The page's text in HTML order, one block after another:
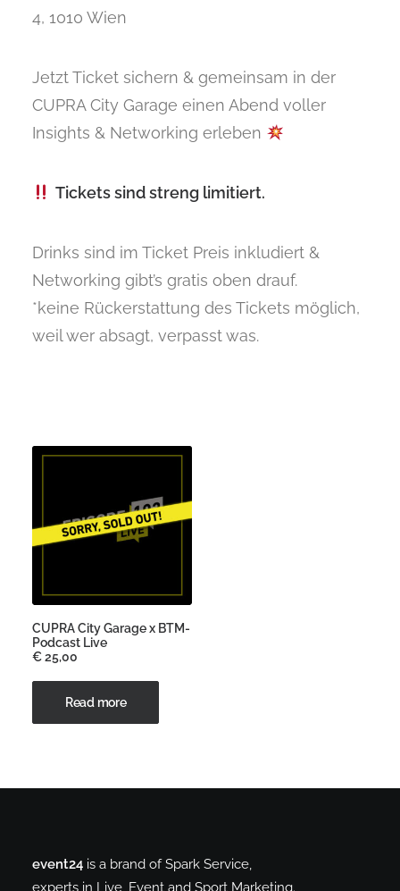
4, 1010 Wien
Jetzt Ticket sichern & gemeinsam in der
CUPRA City Garage einen Abend voller
Insights & Networking erleben
Tickets sind streng limitiert.
Drinks sind im Ticket Preis inkludiert &
Networking gibt’s gratis oben drauf.
*keine Rückerstattung des Tickets möglich,
weil wer absagt, verpasst was.
CUPRA City Garage x BTM-
Podcast Live
€25,00
Read more
event24 is a brand of Spark Service,
experts in Live, Event and Sport Marketing.